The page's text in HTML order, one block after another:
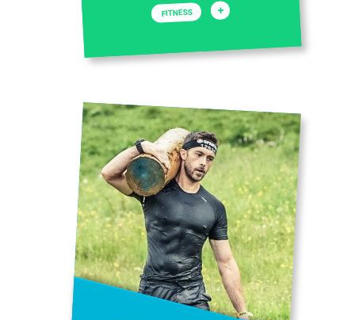
FITNESS +